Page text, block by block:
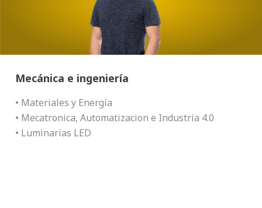
Mecánica e ingeniería
• Materiales y Energía
• Mecatronica, Automatizacion e Industria 4.0
• Luminarias LED